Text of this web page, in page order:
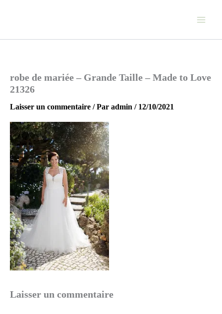
robe de mariée – Grande Taille – Made to Love
21326
Laisser un commentaire / Par admin / 12/10/2021
Laisser un commentaire